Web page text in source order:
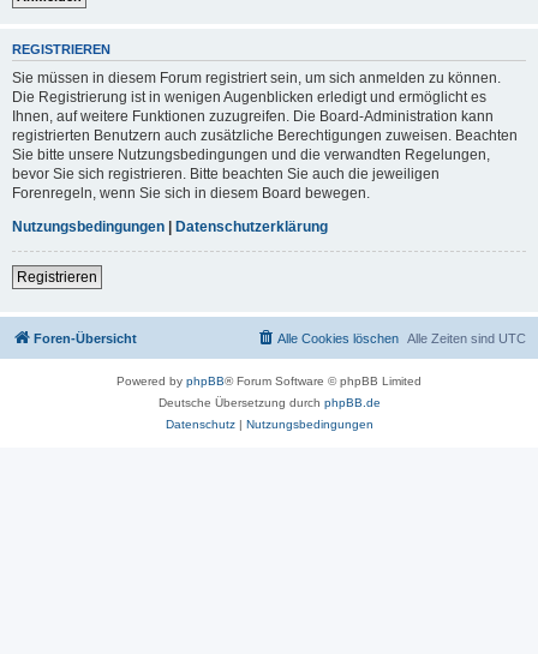
REGISTRIEREN
Sie müssen in diesem Forum registriert sein, um sich anmelden zu können.
Die Registrierung ist in wenigen Augenblicken erledigt und ermöglicht es
Ihnen, auf weitere Funktionen zuzugreifen. Die Board-Administration kann
registrierten Benutzern auch zusätzliche Berechtigungen zuweisen. Beachten
Sie bitte unsere Nutzungsbedingungen und die verwandten Regelungen,
bevor Sie sich registrieren. Bitte beachten Sie auch die jeweiligen
Forenregeln, wenn Sie sich in diesem Board bewegen.
Nutzungsbedingungen | Datenschutzerklärung
Registrieren
Foren-Übersicht Alle Zeiten sind UTC
Alle Cookies löschen
Powered by phpBB® Forum Software © phpBB Limited
Deutsche Übersetzung durch phpBB.de
Datenschutz| Nutzungsbedingungen